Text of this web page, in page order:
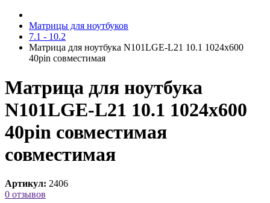
Матрицы для ноутбуков
7.1 - 10.2
Матрица для ноутбука N101LGE-L21 10.1 1024x600
40pin cовместимая
Матрица для ноутбука
N101LGE-L21 10.1 1024x600
40pin совместимая
cовместимая
Артикул: 2406
0 отзывов